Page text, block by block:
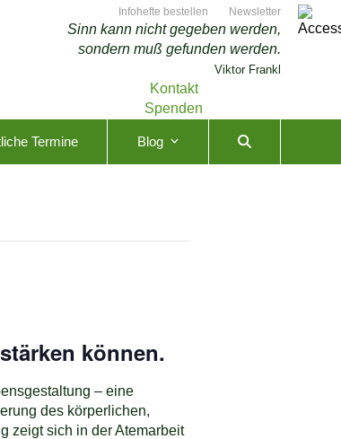
Infohefte bestellen Newsletter
Sinn kann nicht gegeben werden,
sondern muß gefunden werden.
Viktor Frankl
Kontakt
Spenden
Termine Blog
können.
– eine
des körperlichen,
zeigt sich in der Atemarbeit